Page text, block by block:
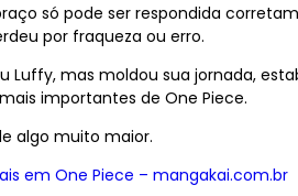
só pode ser respondida
por fraqueza ou erro.
Luffy, mas moldou sua jornada,
importantes de One Piece.
algo muito maior.
em One Piece – mangakai.com.br